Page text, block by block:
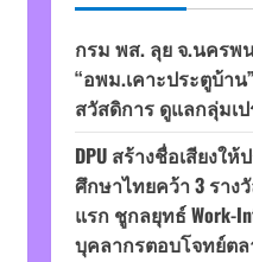
กรม พส. ลุย จ.นครพ
“อพม.เคาะประตูบ้า
สวัสดิการ ดูแลกลุ่มเ
DPU สร้างชื่อเสียงใ
ศึกษาไทยคว้า 3 ราง
แรก ชูกลยุทธ์ Work-
บุคลากรตอบโจทย์ตล